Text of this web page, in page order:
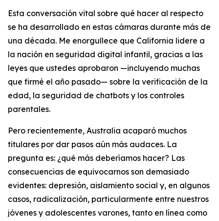
Esta conversación vital sobre qué hacer al respecto
se ha desarrollado en estas cámaras durante más de
una década. Me enorgullece que California lidere a
la nación en seguridad digital infantil, gracias a las
leyes que ustedes aprobaron —incluyendo muchas
que firmé el año pasado— sobre la verificación de la
edad, la seguridad de chatbots y los controles
parentales.
Pero recientemente, Australia acaparó muchos
titulares por dar pasos aún más audaces. La
pregunta es: ¿qué más deberíamos hacer? Las
consecuencias de equivocarnos son demasiado
evidentes: depresión, aislamiento social y, en algunos
casos, radicalización, particularmente entre nuestros
jóvenes y adolescentes varones, tanto en línea como